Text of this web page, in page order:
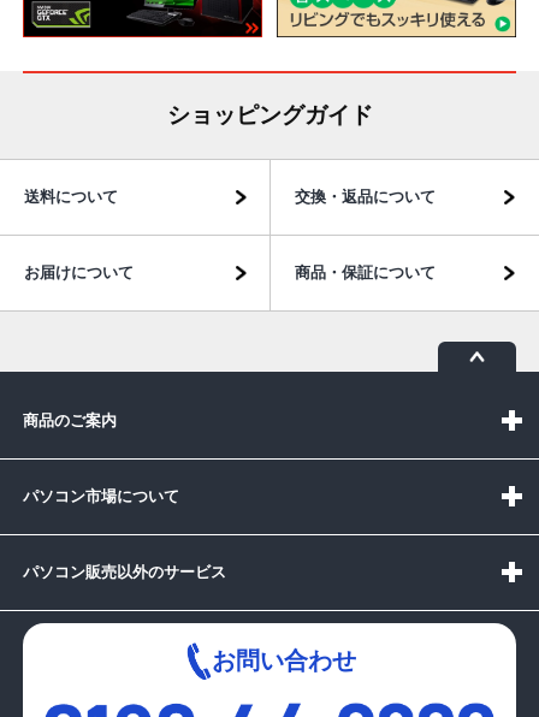
ショッピングガイド
送料について 交換・返品について
お届けについて 商品・保証について
商品のご案内
パソコン市場について
パソコン販売以外のサービス
お問い合わせ